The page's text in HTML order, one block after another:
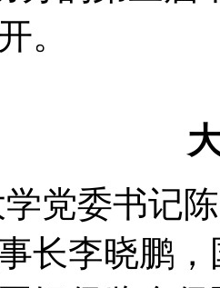
。
委书记陈
长李晓鹏